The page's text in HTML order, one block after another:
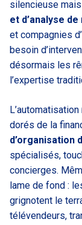
silencieuse
et d’analyse
et compagnies
besoin
désormais les
l’expertise
dorés de la
d’organisation
spécialisés,
concierges.
lame de fond :
grignotent le
télévendeurs,